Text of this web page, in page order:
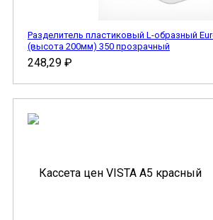
Разделитель пластиковый L-образный
(высота 200мм) 350 прозрачный
248,29 ₽